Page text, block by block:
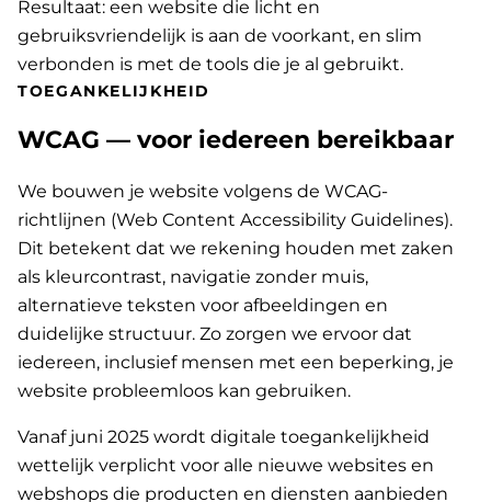
Resultaat: een website die licht en
gebruiksvriendelijk is aan de voorkant, en slim
verbonden is met de tools die je al gebruikt.
TOEGANKELIJKHEID
WCAG — voor iedereen bereikbaar
We bouwen je website volgens de WCAG-
richtlijnen (Web Content Accessibility Guidelines).
Dit betekent dat we rekening houden met zaken
als kleurcontrast, navigatie zonder muis,
alternatieve teksten voor afbeeldingen en
duidelijke structuur. Zo zorgen we ervoor dat
iedereen, inclusief mensen met een beperking, je
website probleemloos kan gebruiken.
Vanaf juni 2025 wordt digitale toegankelijkheid
wettelijk verplicht voor alle nieuwe websites en
webshops die producten en diensten aanbieden